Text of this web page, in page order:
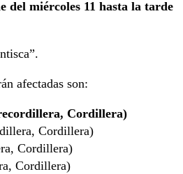
del miércoles 11 hasta la tarde
afectadas son:
Cordillera)
Cordillera)
Cordillera)
Cordillera)